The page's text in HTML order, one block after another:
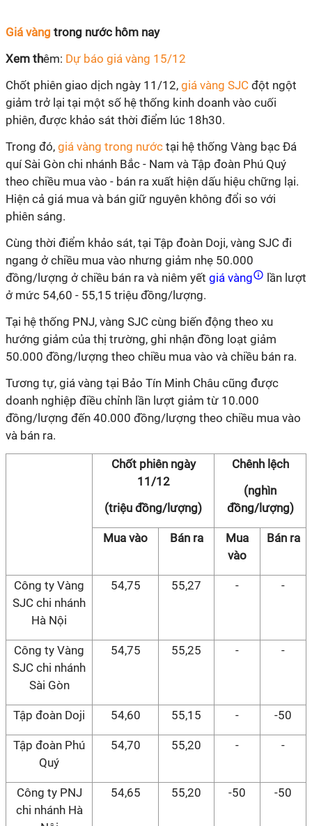
Giá vàng trong nước hôm nay
Xem thêm: Dự báo giá vàng 15/12
Chốt phiên giao dịch ngày 11/12, giá vàng SJC đột ngột
giảm trở lại tại một số hệ thống kinh doanh vào cuối
phiên, được khảo sát thời điểm lúc 18h30.
Trong đó, giá vàng trong nước tại hệ thống Vàng bạc Đá
quí Sài Gòn chi nhánh Bắc - Nam và Tập đoàn Phú Quý
theo chiều mua vào - bán ra xuất hiện dấu hiệu chững lại.
Hiện cả giá mua và bán giữ nguyên không đổi so với
phiên sáng.
Cùng thời điểm khảo sát, tại Tập đoàn Doji, vàng SJC đi
ngang ở chiều mua vào nhưng giảm nhẹ 50.000
đồng/lượng ở chiều bán ra và niêm yết giá vàng
lần lượt
ở mức 54,60 - 55,15 triệu đồng/lượng.
Tại hệ thống PNJ, vàng SJC cùng biến động theo xu
hướng giảm của thị trường, ghi nhận đồng loạt giảm
50.000 đồng/lượng theo chiều mua vào và chiều bán ra.
Tương tự, giá vàng tại Bảo Tín Minh Châu cũng được
doanh nghiệp điều chỉnh lần lượt giảm từ 10.000
đồng/lượng đến 40.000 đồng/lượng theo chiều mua vào
và bán ra.
Chốt phiên ngày
11/12
(triệu đồng/lượng)
Chênh lệch
(nghìn
đồng/lượng)
Mua vào Bán ra
Mua
vào
Bán ra
Công ty Vàng
SJC chi nhánh
Hà Nội
54,75 55,27 - -
Công ty Vàng
SJC chi nhánh
Sài Gòn
54,75 55,25 - -
Tập đoàn Doji 54,60 55,15 - -50
Tập đoàn Phú
Quý
54,70 55,20 - -
Công ty PNJ
chi nhánh Hà
54,65 55,20 -50 -50